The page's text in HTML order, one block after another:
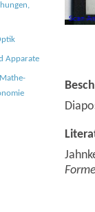
Ap­parate
Mathe­